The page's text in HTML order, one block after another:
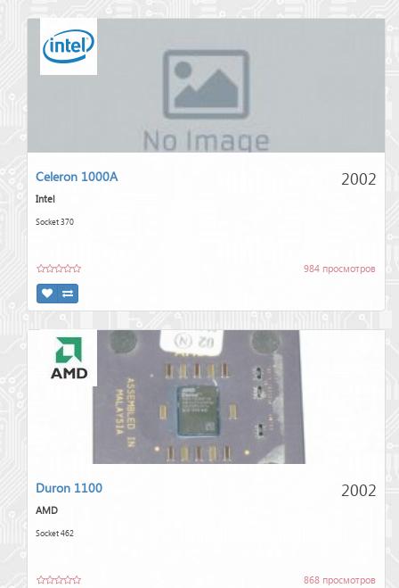
2002
Celeron 1000A
Intel
Socket 370
984 просмотров
2002
Duron 1100
AMD
Socket 462
868 просмотров